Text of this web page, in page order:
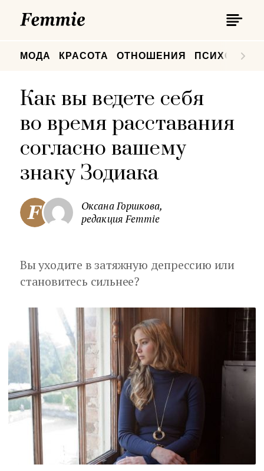
МОДА КРАСОТА ОТНОШЕНИЯ
Как вы ведете себя
во время расставания
согласно вашему
знаку Зодиака
Оксана Горшкова,
редакция Femmie
Вы уходите в затяжную депрессию или
становитесь сильнее?